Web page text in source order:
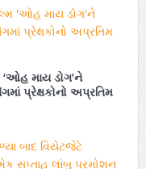
માય ડોગ’ને
પ્રેક્ષકોનો અપ્રતિમ